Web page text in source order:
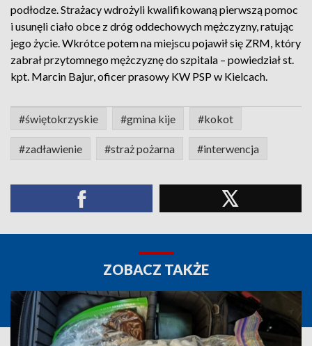
podłodze. Strażacy wdrożyli kwalifikowaną pierwszą pomoc
i usunęli ciało obce z dróg oddechowych mężczyzny, ratując
jego życie. Wkrótce potem na miejscu pojawił się ZRM, który
zabrał przytomnego mężczyznę do szpitala – powiedział st.
kpt. Marcin Bajur, oficer prasowy KW PSP w Kielcach.
#świętokrzyskie #gmina kije #kokot
#zadławienie #straż pożarna #interwencja
ZOBACZ TAKŻE